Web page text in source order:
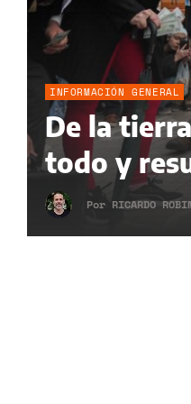
INFORMACIÓN GENERAL
De la
todo y
Por RICARDO